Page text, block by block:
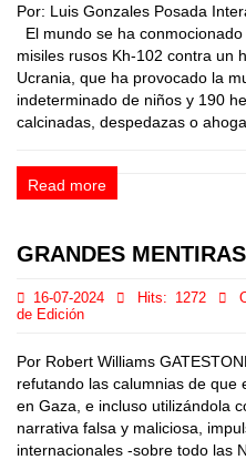
Por: Luis Gonzales Posada
El mundo se ha
misiles rusos Kh-102 contra un
Ucrania, que ha provocado la
indeterminado de niños y 190
calcinadas, despedazas o
Read more
GRANDES
16-07-2024 Hits: 1272
de Edición
Por Robert Williams
refutando las calumnias de que
en Gaza, e incluso utilizándola
narrativa falsa y maliciosa,
internacionales -sobre todo las